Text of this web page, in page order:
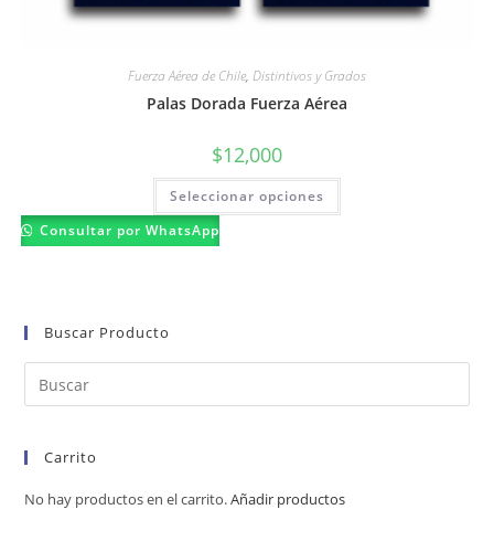
Fuerza Aérea de Chile, Distintivos y Grados
Palas Dorada Fuerza Aérea
$12,000
Seleccionar opciones
Este
tiene
página
producto
Consultar por WhatsApp
Buscar Producto
Carrito
No hay productos en el carrito.Añadir productos